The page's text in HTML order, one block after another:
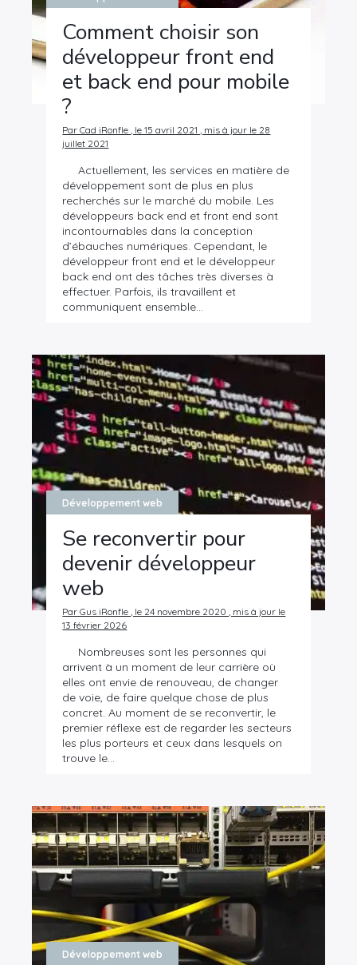
Comment choisir son
développeur front end
et back end pour mobile
?
Par Cad iRonfle , le 15 avril 2021 , mis à jour le 28
juillet 2021
Actuellement, les services en matière de
développement sont de plus en plus
recherchés sur le marché du mobile. Les
développeurs back end et front end sont
incontournables dans la conception
d’ébauches numériques. Cependant, le
développeur front end et le développeur
back end ont des tâches très diverses à
effectuer. Parfois, ils travaillent et
communiquent ensemble…
Développement web
Se reconvertir pour
devenir développeur
web
Par Gus iRonfle , le 24 novembre 2020 , mis à jour le
13 février 2026
Nombreuses sont les personnes qui
arrivent à un moment de leur carrière où
elles ont envie de renouveau, de changer
de voie, de faire quelque chose de plus
concret. Au moment de se reconvertir, le
premier réflexe est de regarder les secteurs
les plus porteurs et ceux dans lesquels on
trouve le…
Développement web